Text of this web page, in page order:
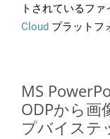
トされているファ
Cloud プラットフ
MS
ODPから画
プバイステ